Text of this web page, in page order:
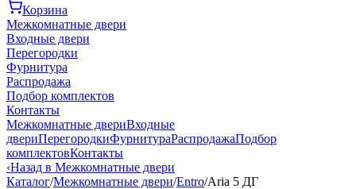
Корзина
Межкомнатные двери
Входные двери
Перегородки
Фурнитура
Распродажа
Подбор комплектов
Контакты
Межкомнатные двериВходные
двериПерегородкиФурнитураРаспродажаПодбор
комплектовКонтакты
‹Назад в Межкомнатные двери
Каталог/Межкомнатные двери/Entro/Aria 5 ДГ